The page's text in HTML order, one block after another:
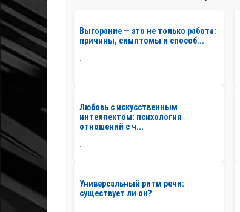
Выгорание — это не только работа:
причины, симптомы и способ...
...
Любовь с искусственным
интеллектом: психология
отношений с ч...
Универсальный ритм речи:
существует ли он?